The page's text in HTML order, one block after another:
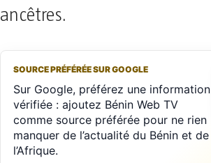
ancêtres.
SOURCE PRÉFÉRÉE SUR GOOGLE
Sur Google, préférez une information
vérifiée : ajoutez Bénin Web TV
comme source préférée pour ne rien
manquer de l’actualité du Bénin et de
l’Afrique.